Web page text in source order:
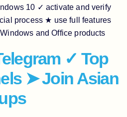
10 ✓ activate and verify
process ★ use full features
and Office products
✓ Top
➤ Join Asian